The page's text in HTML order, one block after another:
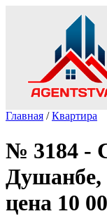
Главная /Квартира
№ 3184 -
цена 10